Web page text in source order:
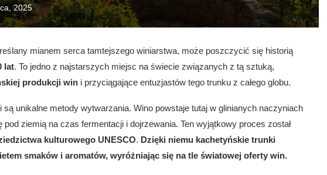
2025
mianem serca tamtejszego winiarstwa, może poszczycić się historią
lat. To jedno z najstarszych miejsc na świecie związanych z tą sztuką,
produkcji win i przyciągające entuzjastów tego trunku z całego globu.
unikalne metody wytwarzania. Wino powstaje tutaj w glinianych naczyniach
pod ziemią na czas fermentacji i dojrzewania. Ten wyjątkowy proces został
kulturowego UNESCO. Dzięki niemu kachetyńskie trunki
smaków i aromatów, wyróżniając się na tle światowej oferty win.